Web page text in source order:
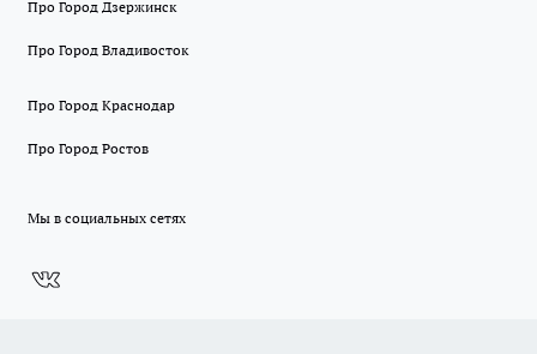
Про Город Дзержинск
Про Город Владивосток
Про Город Краснодар
Про Город Ростов
Мы в социальных сетях